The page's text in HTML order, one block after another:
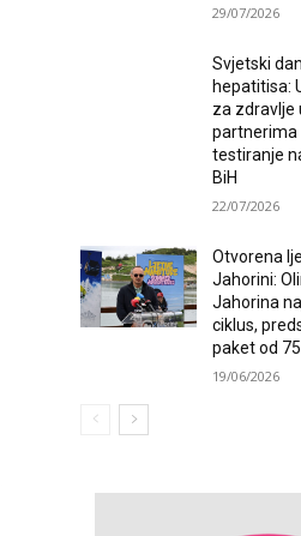
29/07/2026
Svjetski
hepatitisa:
za zdravlje
partnerima
testiranje
BiH
22/07/2026
Otvorena
Jahorini:
Jahorina
ciklus,
paket od 75
19/06/2026